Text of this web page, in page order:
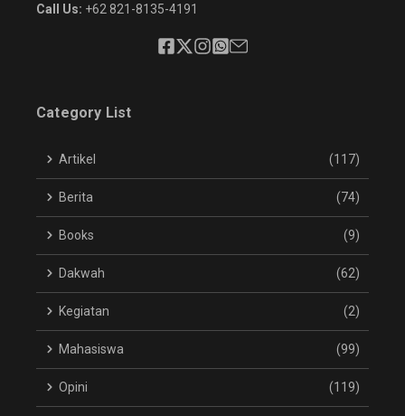
Call Us: +62 821-8135-4191
Category List
Artikel (117)
Berita (74)
Books (9)
Dakwah (62)
Kegiatan (2)
Mahasiswa (99)
Opini (119)